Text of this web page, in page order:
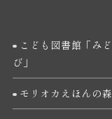
こども図書館「み
び」
モリオカえほんの